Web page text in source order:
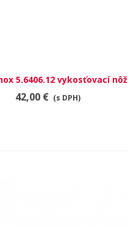
RÝCHLY NÁHĽAD
5.6406.12 vykosťovací nôž
42,00 € (s DPH)